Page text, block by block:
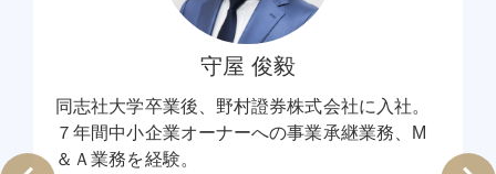
守屋 俊毅
同志社大学卒業後、野村證券株式会社に入社。
７年間中小企業オーナーへの事業承継業務、M
＆Ａ業務を経験。